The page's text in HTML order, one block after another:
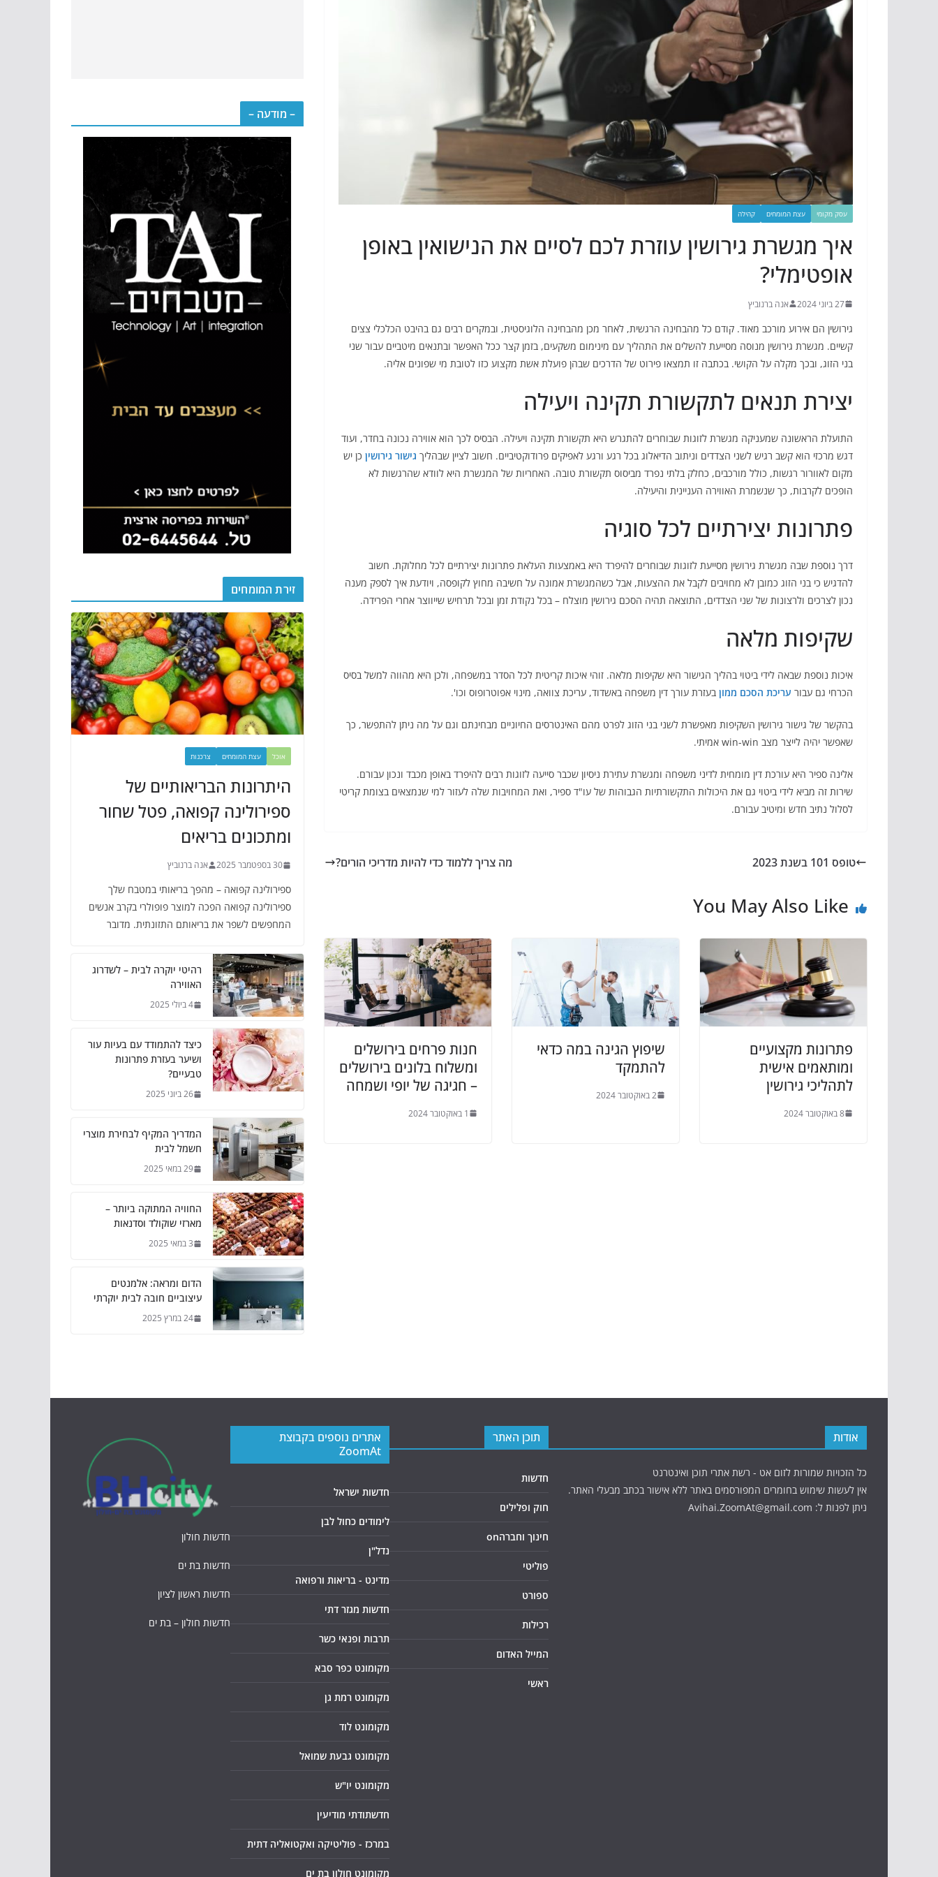
עסק מקומי עצת המומחים קהילה
איך מגשרת גירושין עוזרת לכם לסיים את הנישואין באופן
אופטימלי?
27 ביוני 2024 אנה ברנוביץ
גירושין הם אירוע מורכב מאוד. קודם כל מהבחינה הרגשית, לאחר מכן מהבחינה הלוגיסטית, ובמקרים רבים גם בהיבט הכלכלי צצים
קשיים. מגשרת גירושין מנוסה מסייעת להשלים את התהליך עם מינימום משקעים, בזמן קצר ככל האפשר ובתנאים מיטביים עבור שני
בני הזוג, ובכך מקלה על הקושי. בכתבה זו תמצאו פירוט של הדרכים שבהן פועלת אשת מקצוע כזו לטובת מי שפונים אליה.
יצירת תנאים לתקשורת תקינה ויעילה
התועלת הראשונה שמעניקה מגשרת לזוגות שבוחרים להתגרש היא תקשורת תקינה ויעילה. הבסיס לכך הוא אווירה נכונה בחדר, ועוד
דגש מרכזי הוא קשב רגיש לשני הצדדים וניתוב הדיאלוג בכל רגע ורגע לאפיקים פרודוקטיביים. חשוב לציין שבהליך גישור גירושין כן יש
מקום לאוורור רגשות, כולל מורכבים, כחלק בלתי נפרד מביסוס תקשורת טובה. האחריות של המגשרת היא לוודא שהרגשות לא
הופכים לקרבות, כך שנשמרת האווירה העניינית והיעילה.
פתרונות יצירתיים לכל סוגיה
דרך נוספת שבה מגשרת גירושין מסייעת לזוגות שבוחרים להיפרד היא באמצעות העלאת פתרונות יצירתיים לכל מחלוקת. חשוב
להדגיש כי בני הזוג כמובן לא מחויבים לקבל את ההצעות, אבל כשהמגשרת אמונה על חשיבה מחוץ לקופסה, ויודעת איך לספק מענה
נכון לצרכים ולרצונות של שני הצדדים, התוצאה תהיה הסכם גירושין מוצלח – בכל נקודת זמן ובכל תרחיש שייווצר אחרי הפרידה.
שקיפות מלאה
איכות נוספת שבאה לידי ביטוי בהליך הגישור היא שקיפות מלאה. זוהי איכות קריטית לכל הסדר במשפחה, ולכן היא מהווה למשל בסיס
הכרחי גם עבור עריכת הסכם ממון בעזרת עורך דין משפחה באשדוד, עריכת צוואה, מינוי אפוטרופוס וכו'.
בהקשר של גישור גירושין השקיפות מאפשרת לשני בני הזוג לפרט מהם האינטרסים החיוניים מבחינתם וגם על מה ניתן להתפשר, כך
שאפשר יהיה לייצר מצב win-win אמיתי.
אלינה ספיר היא עורכת דין מומחית לדיני משפחה ומגשרת עתירת ניסיון שכבר סייעה לזוגות רבים להיפרד באופן מכבד ונכון עבורם.
שירות זה מביא לידי ביטוי גם את היכולות התקשורתיות הגבוהות של עו"ד ספיר, ואת המחויבות שלה לעזור למי שנמצאים בצומת קריטי
לסלול נתיב חדש ומיטיב עבורם.
טופס 101 בשנת 2023 מה צריך ללמוד כדי להיות מדריכי הורים?
You May Also Like
פתרונות מקצועיים
ומותאמים אישית
לתהליכי גירושין
8 באוקטובר 2024
שיפוץ הגינה במה כדאי
להתמקד
2 באוקטובר 2024
חנות פרחים בירושלים
ומשלוח בלונים בירושלים
– חגיגה של יופי ושמחה
1 באוקטובר 2024
– מודעה –
זירת המומחים
אוכל עצת המומחים צרכנות
היתרונות הבריאותיים של
ספירולינה קפואה, פטל שחור
ומתכונים בריאים
30 בספטמבר 2025 אנה ברנוביץ
ספירולינה קפואה – מהפך בריאותי במטבח שלך
ספירולינה קפואה הפכה למוצר פופולרי בקרב אנשים
המחפשים לשפר את בריאותם התזונתית. מדובר
רהיטי יוקרה לבית – לשדרוג
האווירה
4 ביולי 2025
כיצד להתמודד עם בעיות עור
ושיער בעזרת פתרונות
טבעיים?
26 ביוני 2025
המדריך המקיף לבחירת מוצרי
חשמל לבית
29 במאי 2025
החוויה המתוקה ביותר –
מארזי שוקולד וסדנאות
3 במאי 2025
הדום ומראה: אלמנטים
עיצוביים חובה לבית יוקרתי
24 במרץ 2025
אודות
כל הזכויות שמורות לזום אט - רשת אתרי תוכן ואינטרנט
אין לעשות שימוש בחומרים המפורסמים באתר ללא אישור בכתב מבעלי האתר.
ניתן לפנות ל: Avihai.ZoomAt@gmail.com
תוכן האתר
חדשות
חוק ופלילים
חינוך וחברהon
פוליטי
ספורט
רכילות
המייל האדום
ראשי
אתרים נוספים בקבוצת
ZoomAt
חדשות ישראל
לימודים כחול לבן
נדל"ן
מדינט - בריאות ורפואה
חדשות מגזר דתי
תרבות ופנאי כשר
מקומונט כפר סבא
מקומונט רמת גן
מקומונט לוד
מקומונט גבעת שמואל
מקומונט יו"ש
חדשתודתי מודיעין
במרכז - פוליטיקה ואקטואליה דתית
מקומונט חולון בת ים
חדשות חולון
חדשות בת ים
חדשות ראשון לציון
חדשות חולון – בת ים